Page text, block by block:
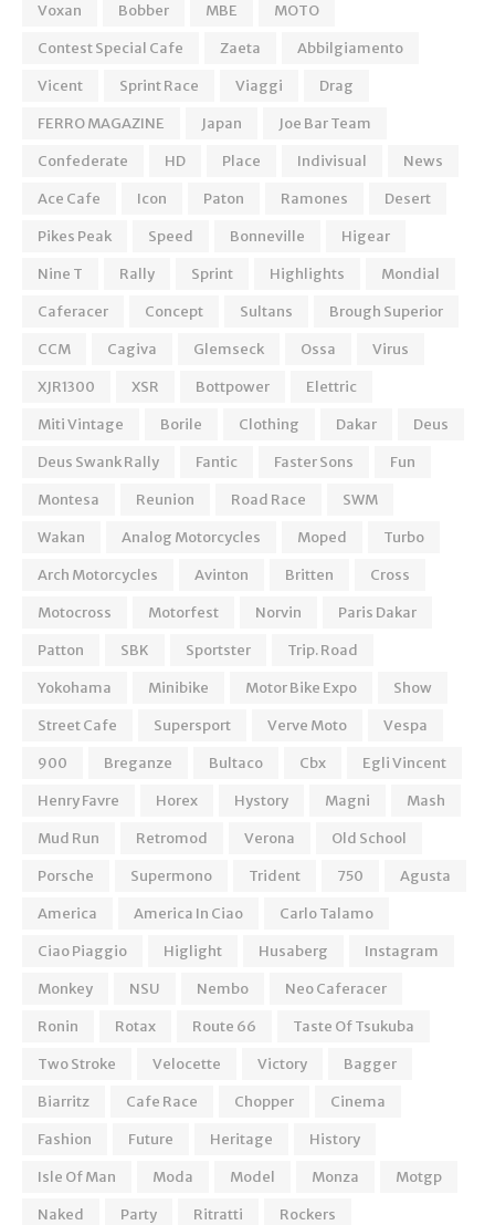
Voxan
Bobber MBE
MOTO
Contest Special Cafe
Zaeta
Abbilgiamento
Vicent
Sprint Race Viaggi
Drag
FERRO MAGAZINE
Japan
Joe Bar Team
Confederate
HD Place Indivisual
News
Ace Cafe
Icon Paton Ramones
Desert
Pikes Peak
Speed Bonneville
Higear
Nine T
Rally Sprint Highlights
Mondial
Caferacer
Concept Sultans
Brough Superior
CCM
Cagiva Glemseck Ossa
Virus
XJR1300
XSR Bottpower
Elettric
Miti Vintage
Borile Clothing Dakar
Deus
Deus Swank Rally
Fantic Faster Sons
Fun
Montesa
Reunion Road Race
SWM
Wakan
Analog Motorcycles Moped
Turbo
Arch Motorcycles
Avinton Britten
Cross
Motocross
Motorfest Norvin
Paris Dakar
Patton
SBK Sportster
Trip. Road
Yokohama
Minibike Motor Bike Expo
Show
Street Cafe
Supersport Verve Moto
Vespa
900
Breganze Bultaco Cbx
Egli Vincent
Henry Favre
Horex Hystory Magni
Mash
Mud Run
Retromod Verona
Old School
Porsche
Supermono Trident 750
Agusta
America
America In Ciao
Carlo Talamo
Ciao Piaggio
Higlight Husaberg
Instagram
Monkey
NSU Nembo
Neo Caferacer
Ronin
Rotax Route 66
Taste Of Tsukuba
Two Stroke
Velocette Victory
Bagger
Biarritz
Cafe Race Chopper
Cinema
Fashion
Future Heritage
History
Isle Of Man
Moda Model Monza
Motgp
Naked
Party Ritratti Rockers